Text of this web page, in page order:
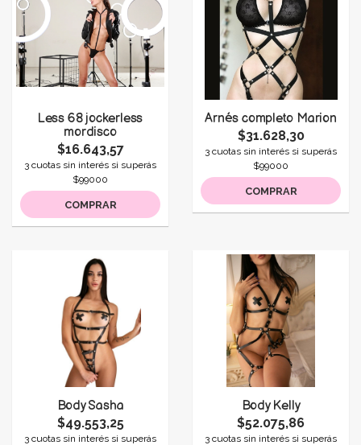
Less 68 jockerless
mordisco
$16.643,57
3 cuotas sin interés si superás
$99000
COMPRAR
Arnés completo Marion
$31.628,30
3 cuotas sin interés si superás
$99000
COMPRAR
Body Sasha
$49.553,25
3 cuotas sin interés si superás
Body Kelly
$52.075,86
3 cuotas sin interés si superás